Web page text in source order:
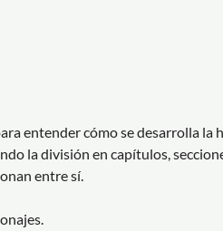
entender cómo se desarrolla
la división en capítulos,
entre sí.